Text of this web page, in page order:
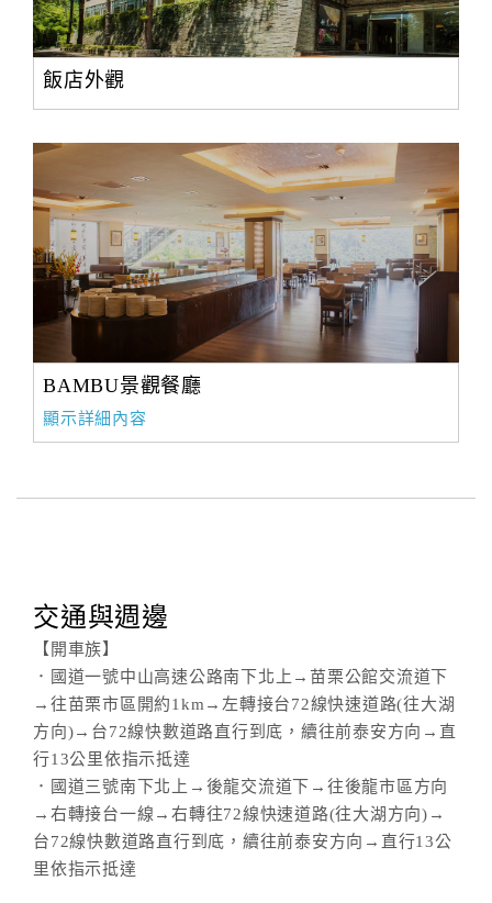
飯店外觀
BAMBU景觀餐廳
顯示詳細內容
交通與週邊
【開車族】
．國道一號中山高速公路南下北上→苗栗公館交流道下
→往苗栗市區開約1km→左轉接台72線快速道路(往大湖
方向)→台72線快數道路直行到底，續往前泰安方向→直
行13公里依指示抵達
．國道三號南下北上→後龍交流道下→往後龍市區方向
→右轉接台一線→右轉往72線快速道路(往大湖方向)→
台72線快數道路直行到底，續往前泰安方向→直行13公
里依指示抵達